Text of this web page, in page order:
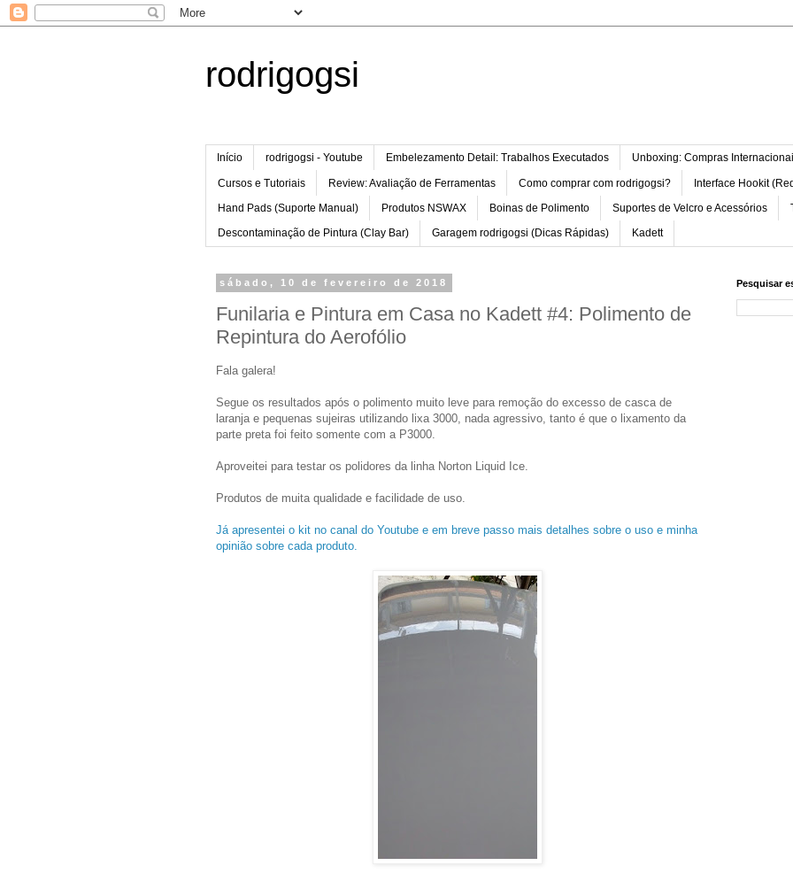
rodrigogsi
Início rodrigogsi - Youtube Embelezamento Detail: Trabalhos Executados Unboxing: Compras
Cursos e Tutoriais Review: Avaliação de Ferramentas Como comprar com rodrigogsi? Interface Hookit
Hand Pads (Suporte Manual) Produtos NSWAX Boinas de Polimento Suportes de Velcro e Acessórios
Descontaminação de Pintura (Clay Bar) Garagem rodrigogsi (Dicas Rápidas) Kadett
sábado, 10 de fevereiro de 2018
Funilaria e Pintura em Casa no Kadett #4: Polimento de
Repintura do Aerofólio
Fala galera!
Segue os resultados após o polimento muito leve para remoção do excesso de casca de
laranja e pequenas sujeiras utilizando lixa 3000, nada agressivo, tanto é que o lixamento da
parte preta foi feito somente com a P3000.
Aproveitei para testar os polidores da linha Norton Liquid Ice.
Produtos de muita qualidade e facilidade de uso.
Já apresentei o kit no canal do Youtube e em breve passo mais detalhes sobre o uso e minha
opinião sobre cada produto.
Pesquisar